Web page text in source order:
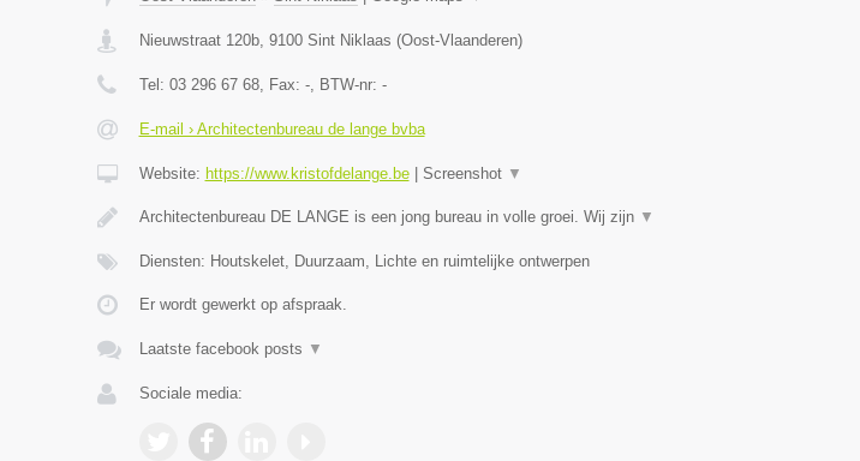
Nieuwstraat 120b, 9100 Sint Niklaas (Oost-Vlaanderen)
Tel: 03 296 67 68, Fax: -, BTW-nr: -
E-mail › Architectenbureau de lange bvba
Website: https://www.kristofdelange.be| Screenshot ▼
Architectenbureau DE LANGE is een jong bureau in volle groei. Wij zijn ▼
Diensten: Houtskelet, Duurzaam, Lichte en ruimtelijke ontwerpen
Er wordt gewerkt op afspraak.
Laatste facebook posts ▼
Sociale media: